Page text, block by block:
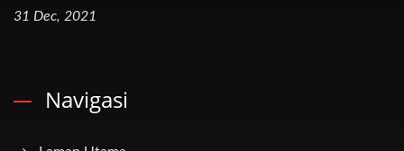
31 Dec, 2021
Navigasi